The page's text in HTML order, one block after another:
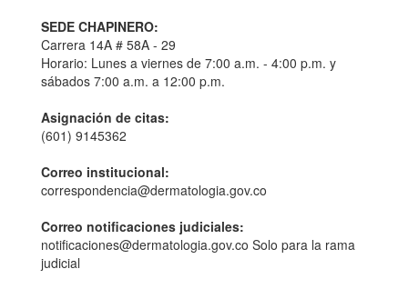
SEDE CHAPINERO:
Carrera 14A # 58A - 29
Horario: Lunes a viernes de 7:00 a.m. - 4:00 p.m. y
sábados 7:00 a.m. a 12:00 p.m.
Asignación de citas:
(601) 9145362
Correo institucional:
correspondencia@dermatologia.gov.co
Correo notificaciones judiciales:
notificaciones@dermatologia.gov.co Solo para la rama
judicial